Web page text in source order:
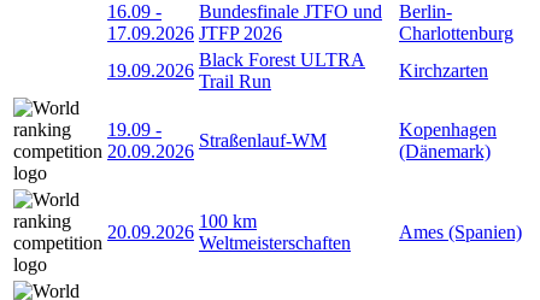
16.09 -
17.09.2026
Bundesfinale JTFO und
JTFP 2026
Berlin-
Charlottenburg
19.09.2026
Black Forest ULTRA
Trail Run
Kirchzarten
19.09 -
20.09.2026
Straßenlauf-WM
Kopenhagen
(Dänemark)
20.09.2026
100 km
Weltmeisterschaften
Ames (Spanien)